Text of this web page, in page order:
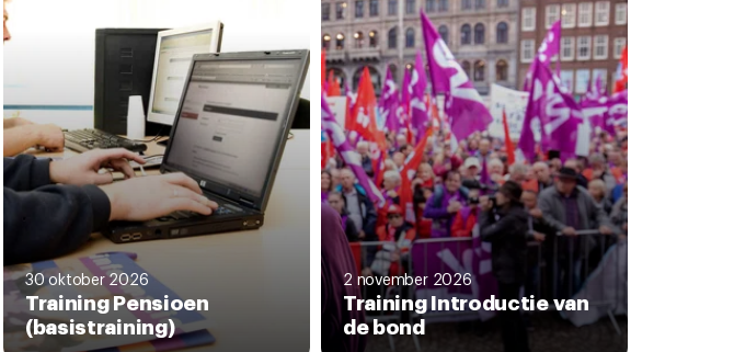
30 oktober 2026
Training Pensioen
(basistraining)
2 november 2026
Training Introductie van
de bond